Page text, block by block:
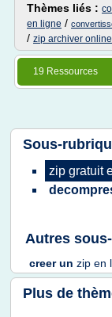
Thèmes liés :
en ligne /
/ zip archiver online
19 Ressources
Sous-
zip gratuit
Autres
creerun zip en
Plus de